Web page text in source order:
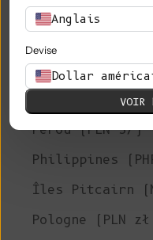
Territoires
Papouasie-
Paraguay (PYG ₲)
Pérou (PEN S/)
Philippines
Îles Pitcairn
Pologne (PLN
Anglais
Devise
Dollar
VOIR